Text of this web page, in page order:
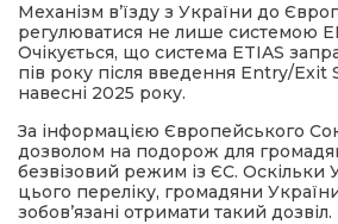
Механізм в’їзду з України до
регулюватися не лише системою
Очікується, що система ETIAS
пів року після введення Entry/Exit
навесні 2025 року.
За інформацією Європейського
дозволом на подорож для
безвізовий режим із ЄС. Оскільки
цього переліку, громадяни
зобов’язані отримати такий дозвіл.